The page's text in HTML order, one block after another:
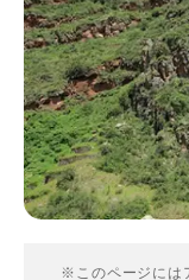
※このページには